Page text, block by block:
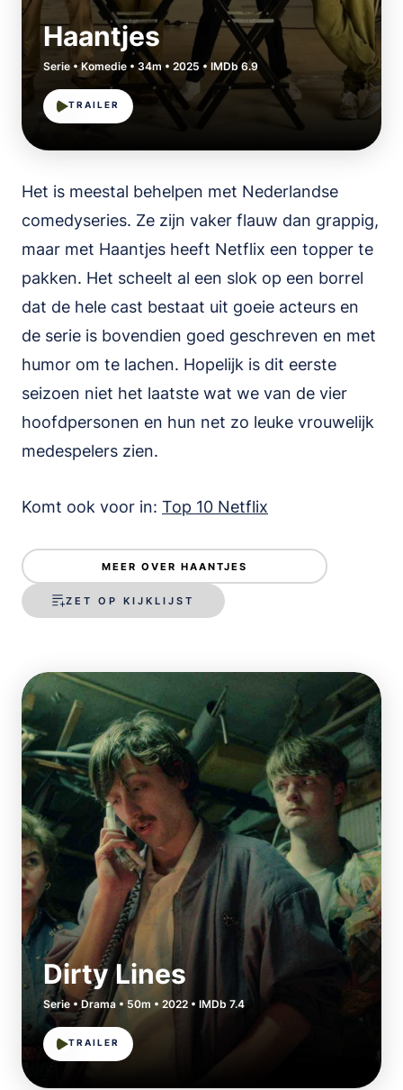
Haantjes
Serie • Komedie • 34m • 2025 • IMDb 6.9
TRAILER
Het is meestal behelpen met Nederlandse
comedyseries. Ze zijn vaker flauw dan grappig,
maar met Haantjes heeft Netflix een topper te
pakken. Het scheelt al een slok op een borrel
dat de hele cast bestaat uit goeie acteurs en
de serie is bovendien goed geschreven en met
humor om te lachen. Hopelijk is dit eerste
seizoen niet het laatste wat we van de vier
hoofdpersonen en hun net zo leuke vrouwelijk
medespelers zien.
Komt ook voor in: Top 10 Netflix
MEER OVER HAANTJES
ZET OP KIJKLIJST
Dirty Lines
Serie • Drama • 50m • 2022 • IMDb 7.4
TRAILER